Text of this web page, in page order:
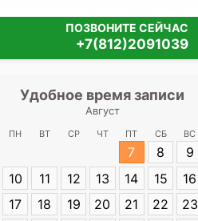
ПОЗВОНИТЕ СЕЙЧАС
+7(812)2091039
Удобное время записи
Август
ПН ВТ СР ЧТ ПТ СБ ВС
7 8
9
10
11 12 13 14 15
16
17
18 19 20 21 22
23